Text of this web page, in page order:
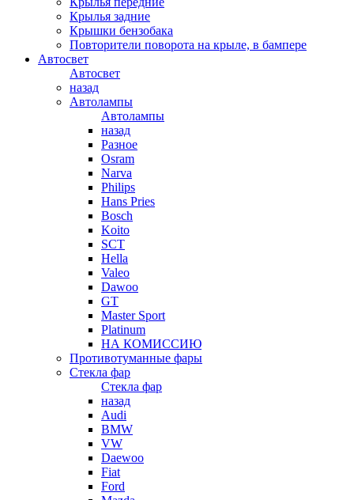
Крылья задние
Крышки бензобака
Повторители поворота на крыле, в бампере
Автосвет
Автосвет
назад
Автолампы
Автолампы
назад
Разное
Osram
Narva
Philips
Hans Pries
Bosch
Koito
SCT
Hella
Valeo
Dawoo
GT
Master Sport
Platinum
НА КОМИССИЮ
Противотуманные фары
Стекла фар
Стекла фар
назад
Audi
BMW
VW
Daewoo
Fiat
Ford